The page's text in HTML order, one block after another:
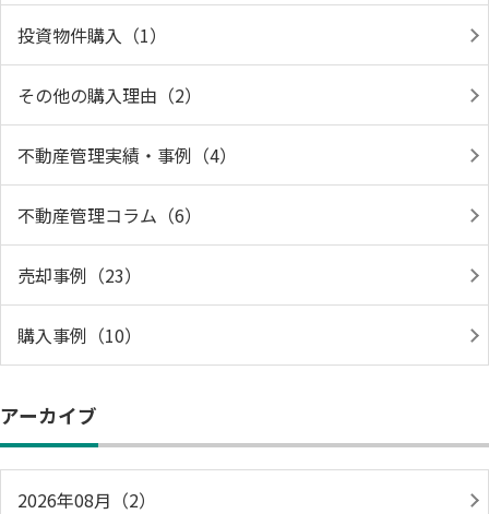
投資物件購入（1）
その他の購入理由（2）
不動産管理実績・事例（4）
不動産管理コラム（6）
売却事例（23）
購入事例（10）
アーカイブ
2026年08月（2）